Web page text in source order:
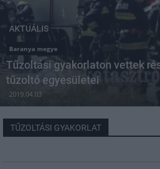
AKTUÁLIS
Baranya megye
Tűzoltási gyakorlaton vettek
tűzoltó egyesületei
2019.04.03
TŰZOLTÁSI GYAKORLAT